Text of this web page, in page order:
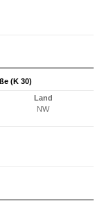
(K 30)
Land
NW